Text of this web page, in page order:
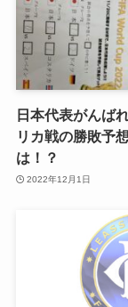
日本代表がんば
リカ戦の勝敗予
は！？
2022年12月1日